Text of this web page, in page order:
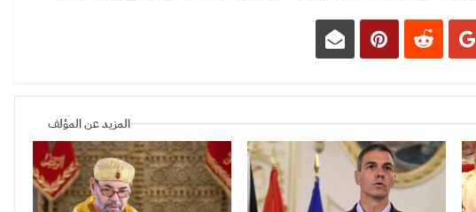
المزيد عن المؤلف